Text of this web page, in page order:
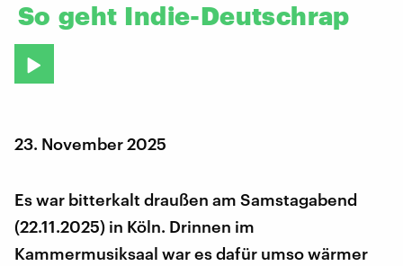
So geht Indie-Deutschrap
23. November 2025
Es war bitterkalt draußen am Samstagabend
(22.11.2025) in Köln. Drinnen im
Kammermusiksaal war es dafür umso wärmer